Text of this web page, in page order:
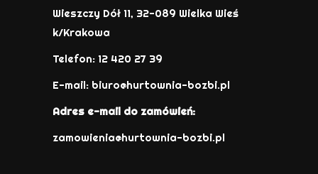
Wieszczy Dół 11, 32-089 Wielka Wieś
k/Krakowa
Telefon: 12 420 27 39
E-mail: biuro@hurtownia-bozbi.pl
Adres e-mail do zamówień:
zamowienia@hurtownia-bozbi.pl